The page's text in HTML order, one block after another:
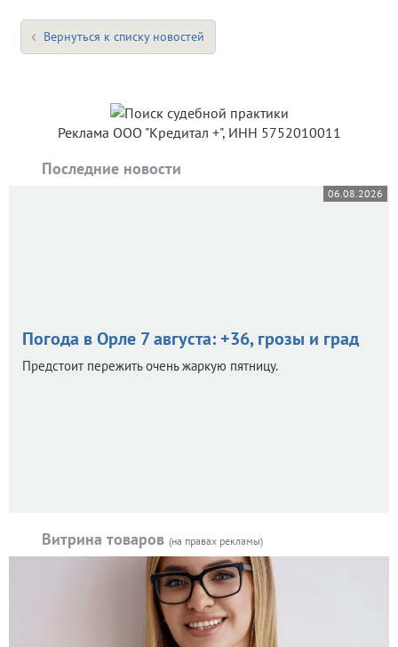
Вернуться к списку новостей
Реклама ООО "Кредитал +", ИНН 5752010011
Последние новости
06.08.2026
Погода в Орле 7 августа: +36, грозы и град
Предстоит пережить очень жаркую пятницу.
Витрина товаров (на правах рекламы)